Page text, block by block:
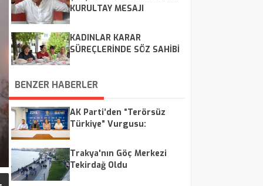
KURULTAY MESAJI
KADINLAR KARAR
SÜREÇLERİNDE SÖZ SAHİBİ
BENZER HABERLER
AK Parti’den “Terörsüz
Türkiye” Vurgusu:
Açıklamalar
Trakya'nın Göç Merkezi
Tekirdağ Oldu